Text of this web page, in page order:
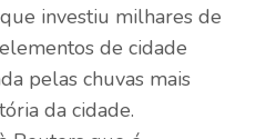
investiu milhares de
de cidade
pelas chuvas mais
da cidade.